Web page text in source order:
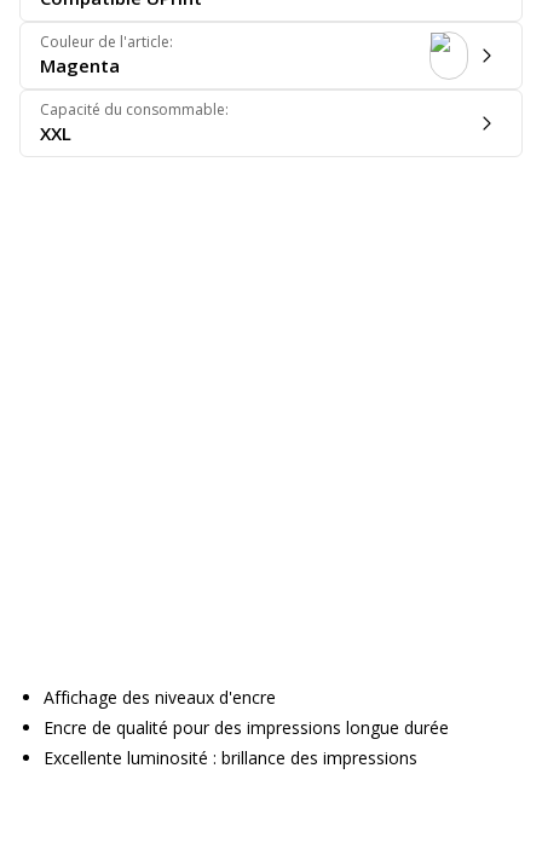
Couleur de l'article:
Magenta
Capacité du consommable:
XXL
Affichage des niveaux d'encre
Encre de qualité pour des impressions longue durée
Excellente luminosité : brillance des impressions